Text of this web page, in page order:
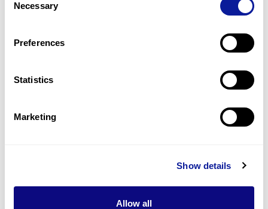
Selection
Necessary
Preferences
Statistics
Marketing
Show details
Allow all
Gene browser